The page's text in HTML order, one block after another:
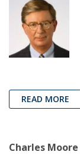
READ MORE
Charles Moore